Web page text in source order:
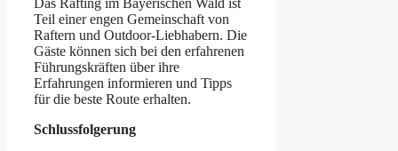
Das Rafting im Bayerischen Wald ist
Teil einer engen Gemeinschaft von
Raftern und Outdoor-Liebhabern. Die
Gäste können sich bei den erfahrenen
Führungskräften über ihre
Erfahrungen informieren und Tipps
für die beste Route erhalten.
Schlussfolgerung